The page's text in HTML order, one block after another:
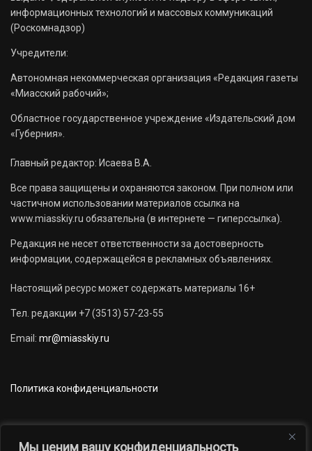
Мы ценим вашу конфиденциальность
информационных технологий и массовых коммуникаций
(Роскомнадзор)
Учредители:
Автономная некоммерческая организация «Редакция газеты
«Миасский рабочий»;
Областное государственное учреждение «Издательский дом
«Губерния».
Главный редактор: Исаева В.А.
Все права защищены и охраняются законом. При полном или
частичном использовании материалов ссылка на
www.miasskiy.ru обязательна (в интернете — гиперссылка).
Редакция не несет ответственности за достоверность
информации, содержащейся в рекламных объявлениях.
Настоящий ресурс может содержать материалы 16+
Тел. редакции +7 (3513) 57-23-55
Email: mr@miasskiy.ru
Политика конфиденциальности